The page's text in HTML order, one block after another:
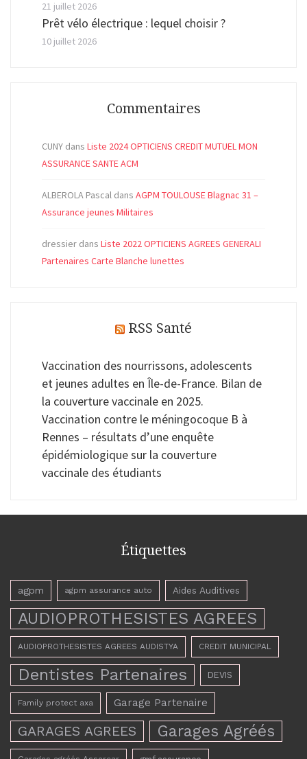
21 juillet 2026
Prêt vélo électrique : lequel choisir ?
10 juillet 2026
Commentaires
CUNY dans Liste 2024 OPTICIENS CREDIT MUTUEL MON
ASSURANCE SANTE ACM
ALBEROLA Pascal dans AGPM TOULOUSE Blagnac 31 –
Assurance jeunes Militaires
dressier dans Liste 2022 OPTICIENS AGREES GENERALI
Partenaires Carte Blanche lunettes
RSS Santé
Vaccination des nourrissons, adolescents
et jeunes adultes en Île-de-France. Bilan de
la couverture vaccinale en 2025.
Vaccination contre le méningocoque B à
Rennes – résultats d’une enquête
épidémiologique sur la couverture
vaccinale des étudiants
Étiquettes
agpm agpm assurance auto Aides Auditives
AUDIOPROTHESISTES AGREES
AUDIOPROTHESISTES AGREES AUDISTYA CREDIT MUNICIPAL
Dentistes Partenaires DEVIS
Family protect axa Garage Partenaire
GARAGES AGREES Garages Agréés